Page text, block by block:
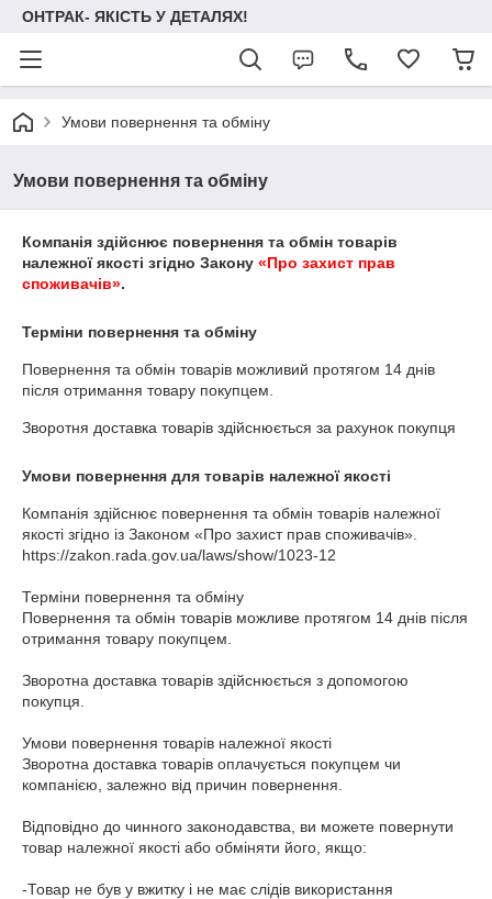
ОНТРАК- ЯКІСТЬ У ДЕТАЛЯХ!
Умови повернення та обміну
Умови повернення та обміну
Компанія здійснює повернення та обмін товарів
належної якості згідно Закону «Про захист прав
споживачів».
Терміни повернення та обміну
Повернення та обмін товарів можливий протягом 14 днів
після отримання товару покупцем.
Зворотня доставка товарів здійснюється за рахунок покупця
Умови повернення для товарів належної якості
Компанія здійснює повернення та обмін товарів належної
якості згідно із Законом «Про захист прав споживачів».
https://zakon.rada.gov.ua/laws/show/1023-12
Терміни повернення та обміну
Повернення та обмін товарів можливе протягом 14 днів після
отримання товару покупцем.
Зворотна доставка товарів здійснюється з допомогою
покупця.
Умови повернення товарів належної якості
Зворотна доставка товарів оплачується покупцем чи
компанією, залежно від причин повернення.
Відповідно до чинного законодавства, ви можете повернути
товар належної якості або обміняти його, якщо:
-Товар не був у вжитку і не має слідів використання